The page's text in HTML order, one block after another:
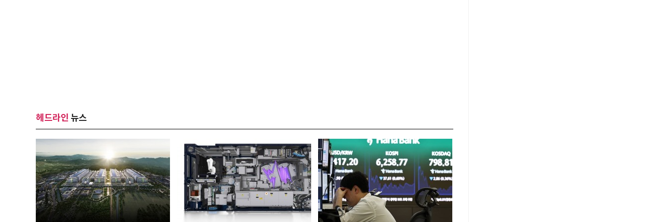
헤드라인 뉴스